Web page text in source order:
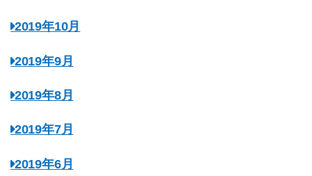
2019年10月
2019年9月
2019年8月
2019年7月
2019年6月